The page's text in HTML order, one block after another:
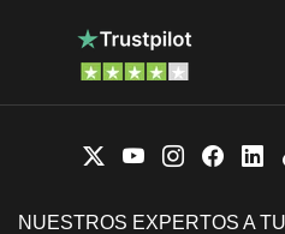
NUESTROS EXPERTOS A TU